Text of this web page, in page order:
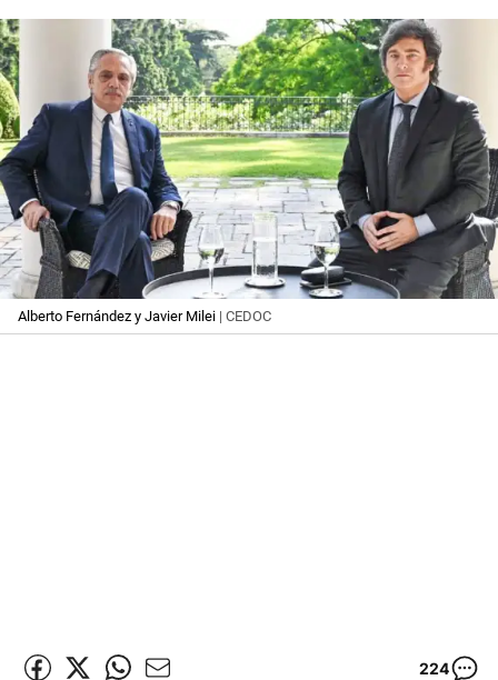
Alberto Fernández y Javier Milei | CEDOC
224